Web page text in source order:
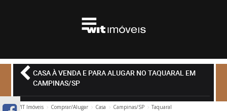
CASA À VENDA E PARA ALUGAR NO TAQUARAL EM
CAMPINAS/SP
WIT Imóveis Comprar/Alugar Casa Campinas/SP Taquaral